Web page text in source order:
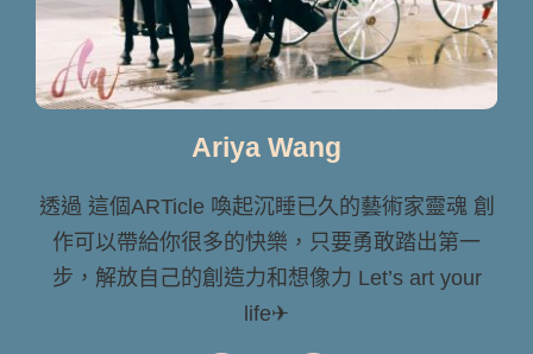
Ariya Wang
透過 這個ARTicle 喚起沉睡已久的藝術家靈魂 創
作可以帶給你很多的快樂，只要勇敢踏出第一
步，解放自己的創造力和想像力 Let’s art your
life✈